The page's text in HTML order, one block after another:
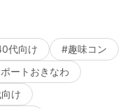
代向け
#趣味コン
ートおきなわ
け